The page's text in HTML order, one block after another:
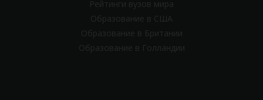
Рейтинги вузов мира
Образование в США
Образование в Британии
Образование в Голландии